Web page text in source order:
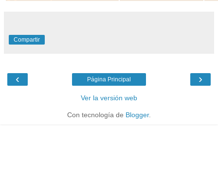
Compartir
‹ ›
Página Principal
Ver la versión web
Con tecnología de Blogger.